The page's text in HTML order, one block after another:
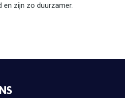
en zijn zo duurzamer.